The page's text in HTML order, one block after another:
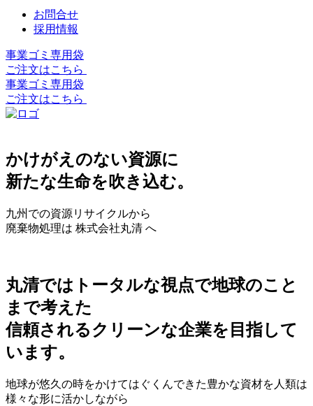
お問合せ
採用情報
事業ゴミ専用袋
ご注文はこちら
事業ゴミ専用袋
ご注文はこちら
かけがえのない資源に
新たな生命を吹き込む。
九州での資源リサイクルから
廃棄物処理は 株式会社丸清 へ
丸清ではトータルな視点で地球のこと
まで考えた
信頼されるクリーンな企業を目指して
います。
地球が悠久の時をかけてはぐくんできた豊かな資材を人類は
様々な形に活かしながら